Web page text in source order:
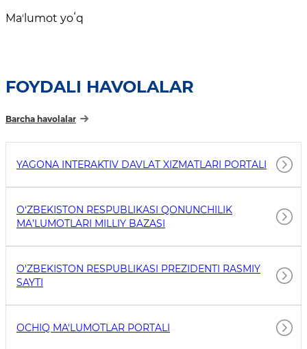
Maʼlumot yoʻq
FOYDALI HAVOLALAR
Barcha havolalar
YAGONA INTERAKTIV DAVLAT XIZMATLARI PORTALI
O‘ZBEKISTON RESPUBLIKASI QONUNCHILIK
MA’LUMOTLARI MILLIY BAZASI
O'ZBEKISTON RESPUBLIKASI PREZIDENTI RASMIY
SAYTI
OCHIQ MA'LUMOTLAR PORTALI